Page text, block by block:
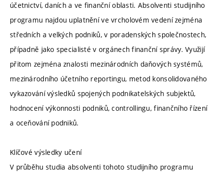
účetnictví, daních a ve finanční oblasti. Absolventi studijního
programu najdou uplatnění ve vrcholovém vedení zejména
středních a velkých podniků, v poradenských společnostech,
případně jako specialisté v orgánech finanční správy. Využijí
přitom zejména znalosti mezinárodních daňových systémů,
mezinárodního účetního reportingu, metod konsolidovaného
vykazování výsledků spojených podnikatelských subjektů,
hodnocení výkonnosti podniků, controllingu, finančního řízení
a oceňování podniků.
Klíčové výsledky učení
V průběhu studia absolventi tohoto studijního programu